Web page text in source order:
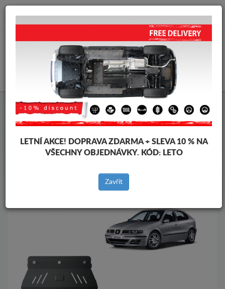
info@krytpodmotor.com
Kryt pod motor Seat Kryt pod motor Seat Leon
vozidel
Značky vozidel
Zpět na produkty
LETNÍ AKCE! DOPRAVA ZDARMA + SLEVA 10 % NA
VŠECHNY OBJEDNÁVKY. KÓD: LETO
Zavřít